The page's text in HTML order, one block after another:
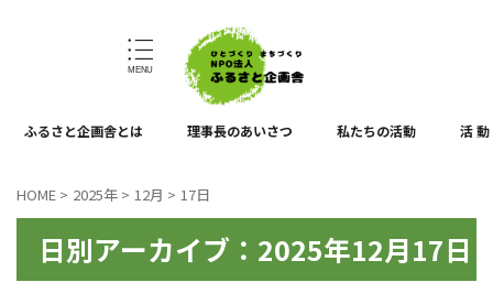
ふるさと企画舎とは 理事長のあいさつ 私たちの活動 活 動
HOME > 2025年 > 12月 > 17日
日別アーカイブ：2025年12月17日